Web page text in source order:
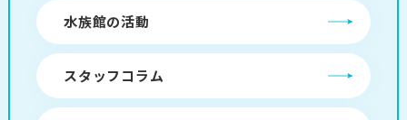
水族館の活動
スタッフコラム